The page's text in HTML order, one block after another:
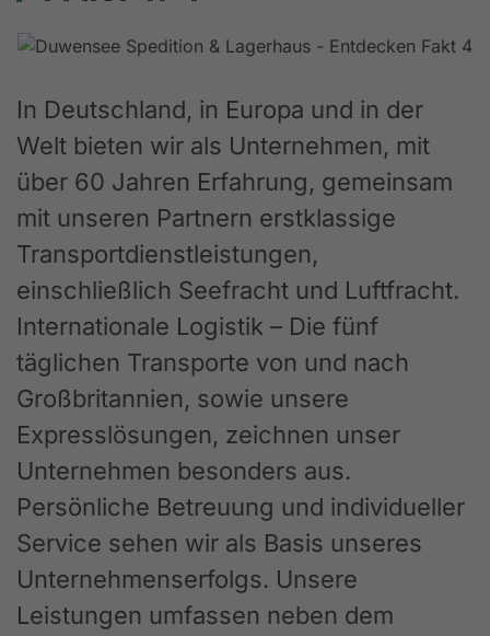
In Deutschland, in Europa und in der
Welt bieten wir als Unternehmen, mit
über 60 Jahren Erfahrung, gemeinsam
mit unseren Partnern erstklassige
Transportdienstleistungen,
einschließlich Seefracht und Luftfracht.
Internationale Logistik – Die fünf
täglichen Transporte von und nach
Großbritannien, sowie unsere
Expresslösungen, zeichnen unser
Unternehmen besonders aus.
Persönliche Betreuung und individueller
Service sehen wir als Basis unseres
Unternehmenserfolgs. Unsere
Leistungen umfassen neben dem